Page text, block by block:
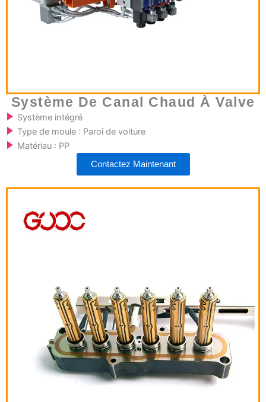
Système De Canal Chaud À Valve
Système intégré
Type de moule : Paroi de voiture
Matériau : PP
Contactez Maintenant